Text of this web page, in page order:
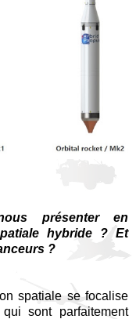
présenter en
hybride ? Et
?
spatiale se focalise
sont parfaitement